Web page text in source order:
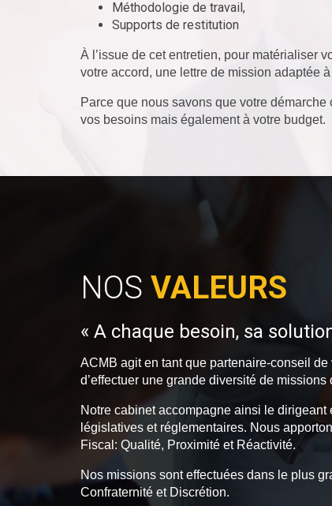
Méthodologie de travail,
Supports de restitution
À l’issue de cet entretien, pour matérialiser
votre accord, une lettre de mission adaptée
Parce que nous savons que votre
vos besoins mais également à votre budget.
NOS VALEURS
« A chaque besoin, sa
ACMB agit en tant que partenaire-conseil
d’effectuer une grande diversité de
Notre cabinet accompagne ainsi le
législatives et réglementaires. Nous
Fiscal: Qualité, Proximité et Réactivité.
Nos missions sont effectuées dans le plus
Confraternité et Discrétion.